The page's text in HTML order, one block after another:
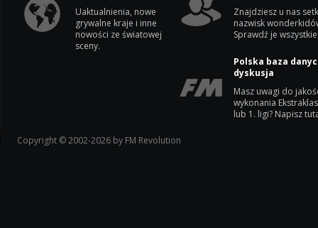
Uaktualnienia, nowe
grywalne kraje i inne
nowości ze światowej
sceny.
Znajdziesz u nas
nazwisk
Sprawdź je
Polska baza
dyskusja
Masz uwagi do
wykonania
lub 1. ligi? Napisz
Copyright © 2002-2026 by FM Revolution